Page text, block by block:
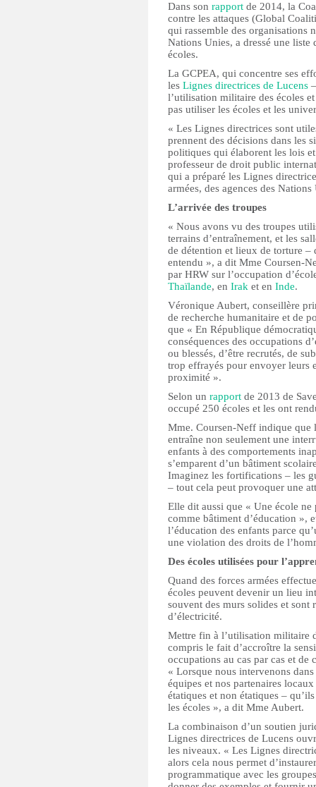
Dans son rapport de 2014, la
contre les attaques (Global
qui rassemble des organisations
Nations Unies, a dressé une liste
écoles.
La GCPEA, qui concentre ses
les Lignes directrices de Lucens
l’utilisation militaire des écoles
pas utiliser les écoles et les
« Les Lignes directrices sont
prennent des décisions dans les
politiques qui élaborent les lois
professeur de droit public
qui a préparé les Lignes
armées, des agences des
L’arrivée des troupes
« Nous avons vu des troupes
terrains d’entraînement, et les
de détention et lieux de torture –
entendu », a dit Mme Coursen-
par HRW sur l’occupation
Thaïlande, en Irak et en Inde.
Véronique Aubert, conseillère
de recherche humanitaire et de
que « En République
conséquences des occupations
ou blessés, d’être recrutés, de
trop effrayés pour envoyer leurs
proximité ».
Selon un rapport de 2013 de
occupé 250 écoles et les ont
Mme. Coursen-Neff indique que
entraîne non seulement une
enfants à des comportements
s’emparent d’un bâtiment
Imaginez les fortifications – les
– tout cela peut provoquer une
Elle dit aussi que « Une école ne
comme bâtiment d’éducation »,
l’éducation des enfants parce
une violation des droits de
Des écoles utilisées pour
Quand des forces armées
écoles peuvent devenir un lieu
souvent des murs solides et sont
d’électricité.
Mettre fin à l’utilisation militaire
compris le fait d’accroître la
occupations au cas par cas et de
« Lorsque nous intervenons
équipes et nos partenaires
étatiques et non étatiques –
les écoles », a dit Mme Aubert.
La combinaison d’un soutien
Lignes directrices de Lucens
les niveaux. « Les Lignes
alors cela nous permet
programmatique avec les